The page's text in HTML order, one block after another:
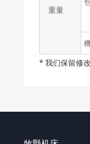
重量
* 我们保留修